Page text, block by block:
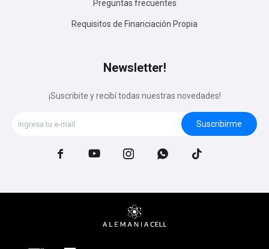
Preguntas frecuentes
Requisitos de Financiación Propia
Newsletter!
¡Suscribite y recibí todas nuestras novedades!
Suscribirme
    